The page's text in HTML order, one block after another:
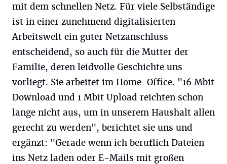
mit dem schnellen Netz. Für viele Selbständige
ist in einer zunehmend digitalisierten
Arbeitswelt ein guter Netzanschluss
entscheidend, so auch für die Mutter der
Familie, deren leidvolle Geschichte uns
vorliegt. Sie arbeitet im Home-Office. "16 Mbit
Download und 1 Mbit Upload reichten schon
lange nicht aus, um in unserem Haushalt allen
gerecht zu werden", berichtet sie uns und
ergänzt: "Gerade wenn ich beruflich Dateien
ins Netz laden oder E-Mails mit großen